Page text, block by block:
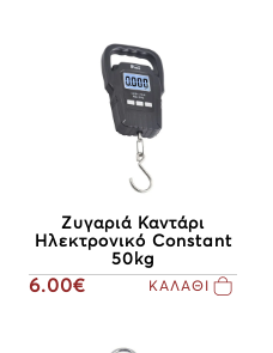
Ζυγαριά Καντάρι
Ηλεκτρονικό Constant
50kg
6.00€ ΚΑΛΑΘΙ